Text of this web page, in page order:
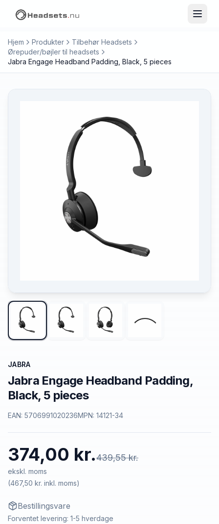
Hjem Produkter
Tilbehør Headsets
Ørepuder/bøjler til headsets
Jabra Engage Headband Padding, Black, 5 pieces
JABRA
Jabra Engage Headband Padding,
Black, 5 pieces
EAN: 5706991020236MPN: 14121-34
374,00 kr.439,55 kr.
ekskl. moms
(467,50 kr. inkl. moms)
Bestillingsvare
Forventet levering: 1-5 hverdage